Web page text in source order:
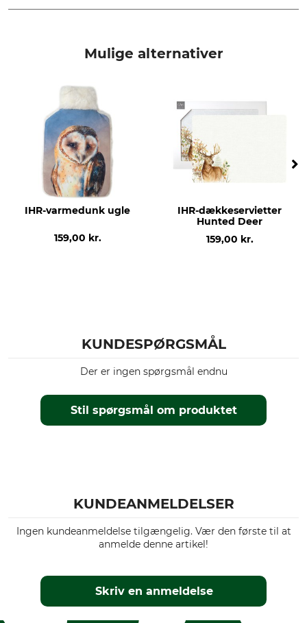
Hunted Deer
Mulige alternativer
IHR-varmedunk ugle
159,00 kr.
IHR-dækkeservietter
Hunted Deer
159,00 kr.
KUNDESPØRGSMÅL
Stil spørgsmål om produktet
Der er ingen spørgsmål endnu
KUNDEANMELDELSER
Ingen kundeanmeldelse tilgængelig. Vær den første til at
anmelde denne artikel!
Skriv en anmeldelse